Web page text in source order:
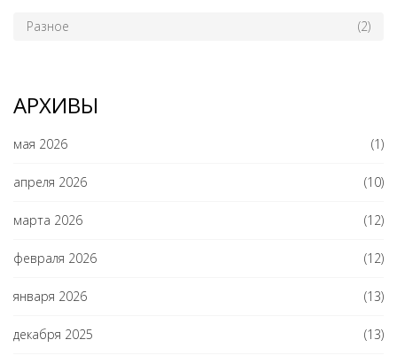
Разное (2)
АРХИВЫ
мая 2026 (1)
апреля 2026 (10)
марта 2026 (12)
февраля 2026 (12)
января 2026 (13)
декабря 2025 (13)